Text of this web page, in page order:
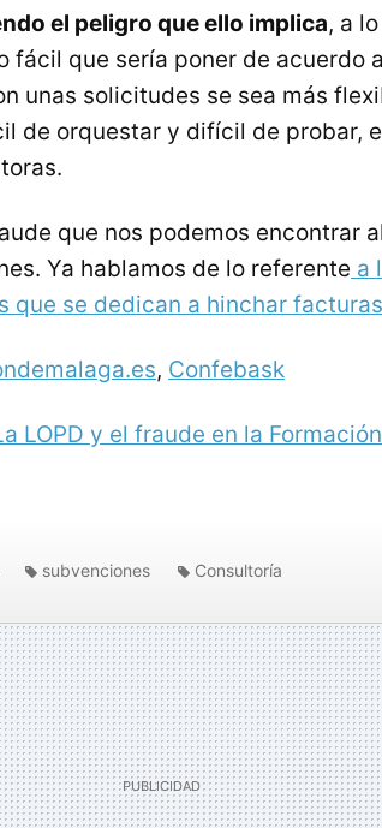
el peligro que ello implica, a
fácil que sería poner de acuerdo
unas solicitudes se sea más
de orquestar y difícil de probar,
que nos podemos encontrar
Ya hablamos de lo referente a
que se dedican a hinchar facturas
, Confebask
LOPD y el fraude en la
subvenciones Consultoría